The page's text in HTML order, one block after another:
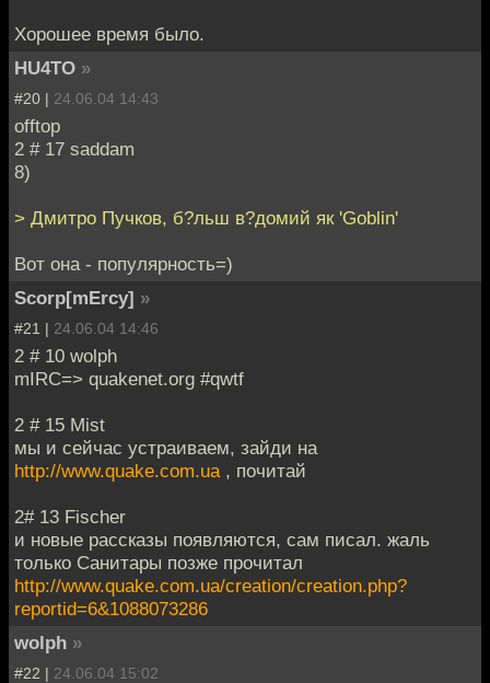
Хорошее время было.
HU4TO »
#20 | 24.06.04 14:43
offtop
2 # 17 saddam
8)
> Дмитро Пучков, б?льш в?домий як 'Goblin'
Вот она - популярность=)
Scorp[mErcy] »
#21 | 24.06.04 14:46
2 # 10 wolph
mIRC=> quakenet.org #qwtf
2 # 15 Mist
мы и сейчас устраиваем, зайди на
http://www.quake.com.ua , почитай
2# 13 Fischer
и новые рассказы появляются, сам писал. жаль
только Санитары позже прочитал
http://www.quake.com.ua/creation/creation.php?
reportid=6&1088073286
wolph »
#22 | 24.06.04 15:02